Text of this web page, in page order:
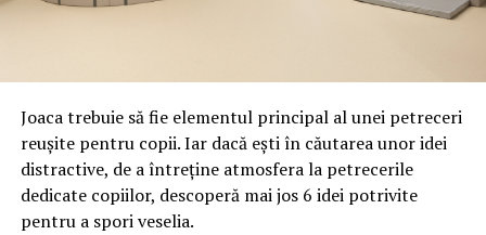
durata de viață a amenajării, indiferent de câte sezoane
Directoratul Național de Securitate Cibernetică (DNSC)
financiare. Instituția recomandă verificarea atentă a
sursei mesajelor și raportarea incidentelor la numărul
unic 1911.
Campaniile identificate în ultimele săptămâni folosesc
Joaca trebuie să fie elementul principal al unei petreceri
reușite pentru copii. Iar dacă ești în căutarea unor idei
distractive, de a întreține atmosfera la petrecerile
dedicate copiilor, descoperă mai jos 6 idei potrivite
pentru a spori veselia.